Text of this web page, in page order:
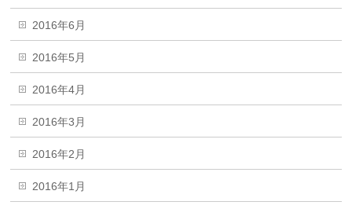
2016年6月
2016年5月
2016年4月
2016年3月
2016年2月
2016年1月